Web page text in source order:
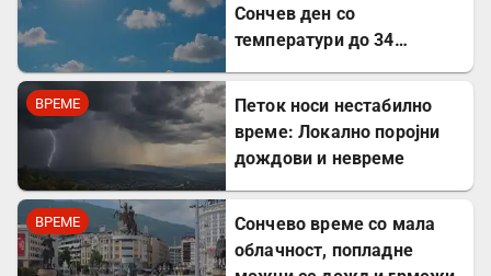
Сончев ден со
температури до 34
ВРЕМЕ
Петок носи нестабилно
време: Локално поројни
дождови и невреме
ВРЕМЕ
Сончево време со мала
облачност, попладне